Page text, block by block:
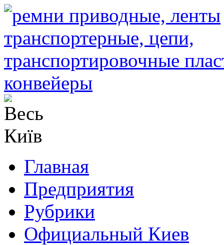
Главная
Предприятия
Рубрики
Официальный Киев